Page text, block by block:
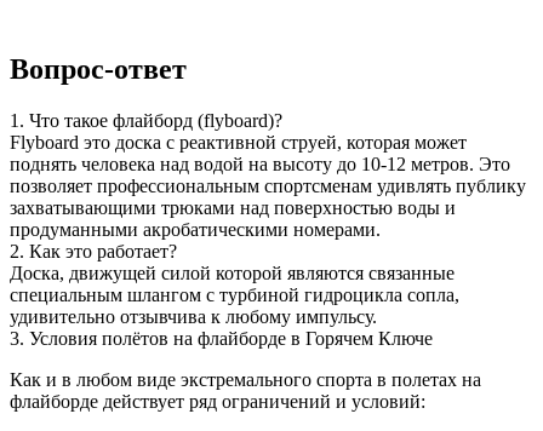
Вопрос-ответ
1. Что такое флайборд (flyboard)?
Flyboard это доска с реактивной струей, которая может
поднять человека над водой на высоту до 10-12 метров. Это
позволяет профессиональным спортсменам удивлять публику
захватывающими трюками над поверхностью воды и
продуманными акробатическими номерами.
2. Как это работает?
Доска, движущей силой которой являются связанные
специальным шлангом с турбиной гидроцикла сопла,
удивительно отзывчива к любому импульсу.
3. Условия полётов на флайборде в Горячем Ключе
Как и в любом виде экстремального спорта в полетах на
флайборде действует ряд ограничений и условий: